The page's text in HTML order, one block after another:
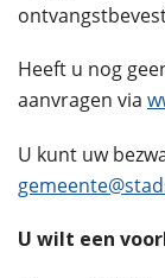
Heeft u nog
aanvragen via
U kunt uw
U wilt een